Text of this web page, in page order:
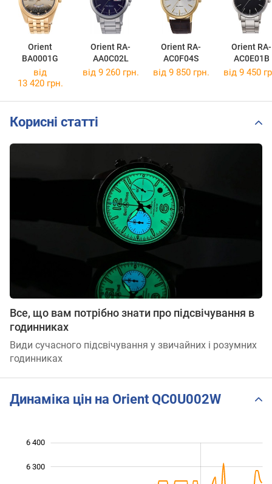
Orient
BA0001G
Orient RA-
AA0C02L
Orient RA-
AC0F04S
Orient RA-
AC0E01B
від
13 420 грн.
від 9 260 грн. від 9 850 грн. від 9 450
Корисні статті
Все, що вам потрібно знати про підсвічування в
годинниках
Види сучасного підсвічування у звичайних і розумних
годинниках
Динаміка цін на Orient QC0U002W
6 300
6 400